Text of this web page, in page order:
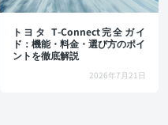
トヨタ T-Connect完全ガイ
ド：機能・料金・選び方のポイ
ントを徹底解説
2026年7月21日